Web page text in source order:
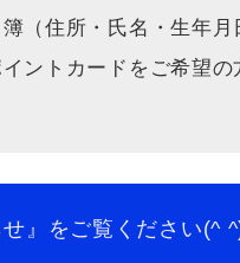
（住所・氏名・生年月
をご希望の方
覧ください(^